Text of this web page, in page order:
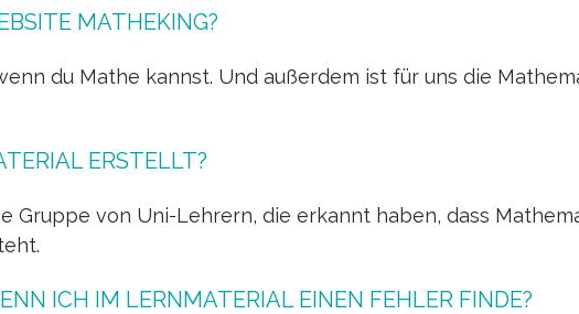
MATHEKING?
du Mathe kannst. Und außerdem ist für uns die
ERSTELLT?
Gruppe von Uni-Lehrern, die erkannt haben, dass
ICH IM LERNMATERIAL EINEN FEHLER FINDE?